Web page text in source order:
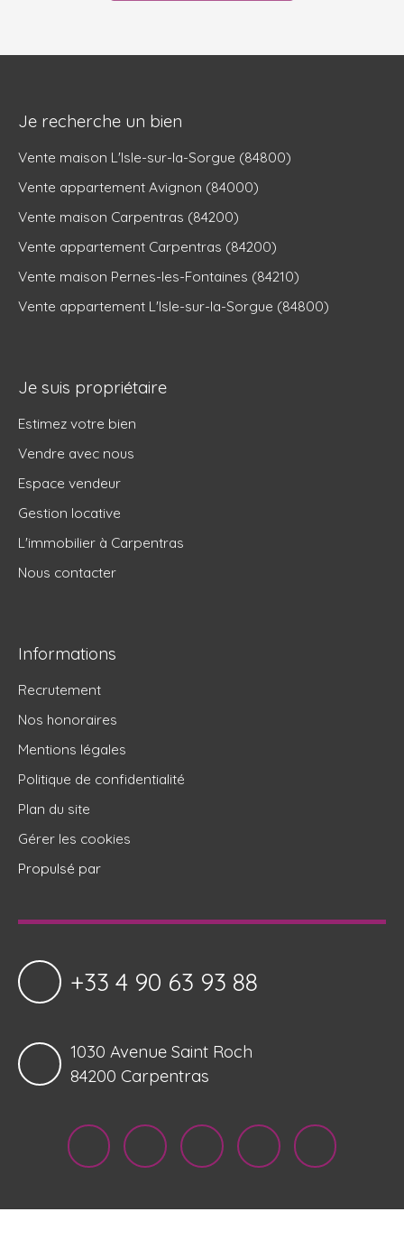
Je recherche un bien
Vente maison L'Isle-sur-la-Sorgue (84800)
Vente appartement Avignon (84000)
Vente maison Carpentras (84200)
Vente appartement Carpentras (84200)
Vente maison Pernes-les-Fontaines (84210)
Vente appartement L'Isle-sur-la-Sorgue (84800)
Je suis propriétaire
Estimez votre bien
Vendre avec nous
Espace vendeur
Gestion locative
L'immobilier à Carpentras
Nous contacter
Informations
Recrutement
Nos honoraires
Mentions légales
Politique de confidentialité
Plan du site
Gérer les cookies
Propulsé par
+33 4 90 63 93 88
1030 Avenue Saint Roch
84200 Carpentras